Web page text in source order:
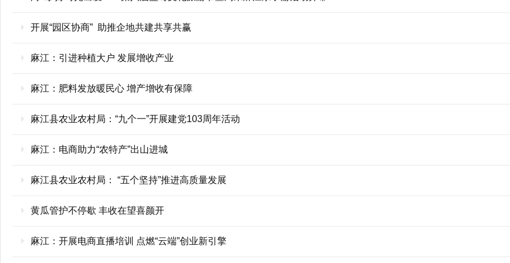
开展“园区协商” 助推企地共建共享共赢
麻江：引进种植大户 发展增收产业
麻江：肥料发放暖民心 增产增收有保障
麻江县农业农村局：“九个一”开展建党103周年活动
麻江：电商助力“农特产”出山进城
麻江县农业农村局： “五个坚持”推进高质量发展
黄瓜管护不停歇 丰收在望喜颜开
麻江：开展电商直播培训 点燃“云端”创业新引擎